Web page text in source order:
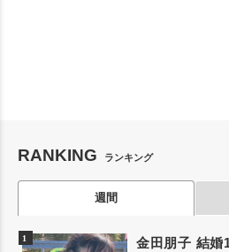
RANKING ランキング
週間
金田朋子 結婚